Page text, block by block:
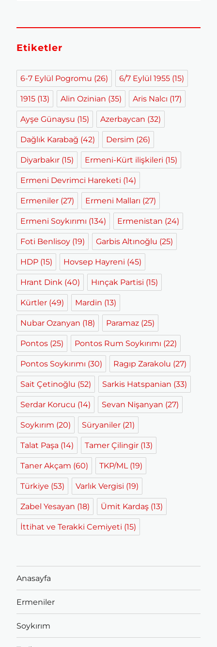
Etiketler
6-7 Eylül Pogromu (26) 6/7 Eylül 1955 (15)
1915 (13) Alin Ozinian (35) Aris Nalcı (17)
Ayşe Günaysu (15) Azerbaycan (32)
Dağlık Karabağ (42) Dersim (26)
Diyarbakır (15) Ermeni-Kürt ilişkileri (15)
Ermeni Devrimci Hareketi (14)
Ermeniler (27) Ermeni Malları (27)
Ermeni Soykırımı (134) Ermenistan (24)
Foti Benlisoy (19) Garbis Altınoğlu (25)
HDP (15) Hovsep Hayreni (45)
Hrant Dink (40) Hınçak Partisi (15)
Kürtler (49) Mardin (13)
Nubar Ozanyan (18) Paramaz (25)
Pontos (25) Pontos Rum Soykırımı (22)
Pontos Soykırımı (30) Ragıp Zarakolu (27)
Sait Çetinoğlu (52) Sarkis Hatspanian (33)
Serdar Korucu (14) Sevan Nişanyan (27)
Soykırım (20) Süryaniler (21)
Talat Paşa (14) Tamer Çilingir (13)
Taner Akçam (60) TKP/ML(19)
Türkiye (53) Varlık Vergisi (19)
Zabel Yesayan (18) Ümit Kardaş (13)
İttihat ve Terakki Cemiyeti (15)
Anasayfa
Ermeniler
Soykırım